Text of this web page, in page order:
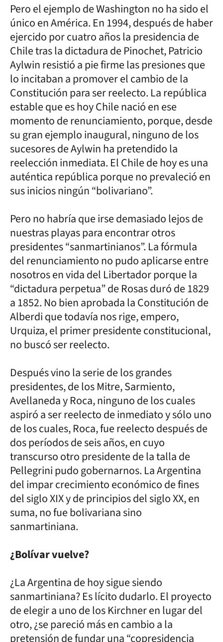
Pero el ejemplo de Washington no ha sido el
único en América. En 1994, después de haber
ejercido por cuatro años la presidencia de
Chile tras la dictadura de Pinochet, Patricio
Aylwin resistió a pie firme las presiones que
lo incitaban a promover el cambio de la
Constitución para ser reelecto. La república
estable que es hoy Chile nació en ese
momento de renunciamiento, porque, desde
su gran ejemplo inaugural, ninguno de los
sucesores de Aylwin ha pretendido la
reelección inmediata. El Chile de hoy es una
auténtica república porque no prevaleció en
sus inicios ningún “bolivariano”.
Pero no habría que irse demasiado lejos de
nuestras playas para encontrar otros
presidentes “sanmartinianos”. La fórmula
del renunciamiento no pudo aplicarse entre
nosotros en vida del Libertador porque la
“dictadura perpetua” de Rosas duró de 1829
a 1852. No bien aprobada la Constitución de
Alberdi que todavía nos rige, empero,
Urquiza, el primer presidente constitucional,
no buscó ser reelecto.
Después vino la serie de los grandes
presidentes, de los Mitre, Sarmiento,
Avellaneda y Roca, ninguno de los cuales
aspiró a ser reelecto de inmediato y sólo uno
de los cuales, Roca, fue reelecto después de
dos períodos de seis años, en cuyo
transcurso otro presidente de la talla de
Pellegrini pudo gobernarnos. La Argentina
del impar crecimiento económico de fines
del siglo XIX y de principios del siglo XX, en
suma, no fue bolivariana sino
sanmartiniana.
¿Bolívar vuelve?
¿La Argentina de hoy sigue siendo
sanmartiniana? Es lícito dudarlo. El proyecto
de elegir a uno de los Kirchner en lugar del
otro, ¿se pareció más en cambio a la
pretensión de fundar una “copresidencia